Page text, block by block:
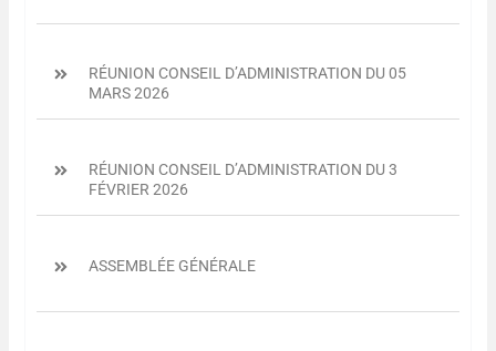
RÉUNION CONSEIL D’ADMINISTRATION DU 05
MARS 2026
RÉUNION CONSEIL D’ADMINISTRATION DU 3
FÉVRIER 2026
ASSEMBLÉE GÉNÉRALE